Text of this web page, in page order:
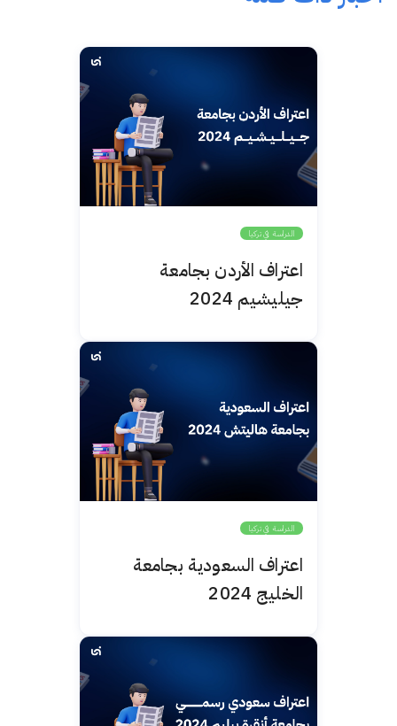
الدراسة في تركيا
اعتراف الأردن بجامعة
جيليشيم 2024
الدراسة في تركيا
اعتراف السعودية بجامعة
الخليج 2024